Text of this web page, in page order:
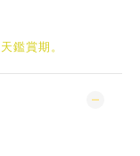
鑑賞期。